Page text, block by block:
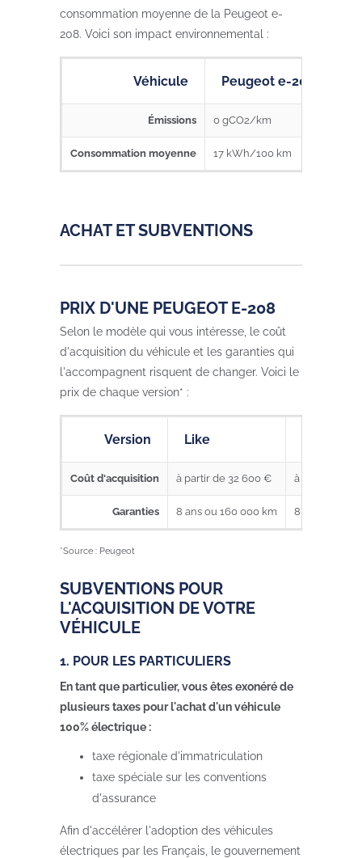
consommation moyenne de la Peugeot e-
208. Voici son impact environnemental :
Véhicule Peugeot e-208
Émissions 0 gCO2/km
Consommation moyenne 17 kWh/100 km
ACHAT ET SUBVENTIONS
PRIX D'UNE PEUGEOT E-208
Selon le modèle qui vous intéresse, le coût
d'acquisition du véhicule et les garanties qui
l'accompagnent risquent de changer. Voici le
prix de chaque version* :
Version Like
Coût d'acquisition à partir de 32 600 € à partir de 33
Garanties 8 ans ou 160 000 km 8 ans ou 160
*Source : Peugeot
SUBVENTIONS POUR
L'ACQUISITION DE VOTRE
VÉHICULE
1. POUR LES PARTICULIERS
En tant que particulier, vous êtes exonéré de
plusieurs taxes pour l'achat d'un véhicule
100% électrique :
taxe régionale d'immatriculation
taxe spéciale sur les conventions
d'assurance
Afin d'accélérer l'adoption des véhicules
électriques par les Français, le gouvernement